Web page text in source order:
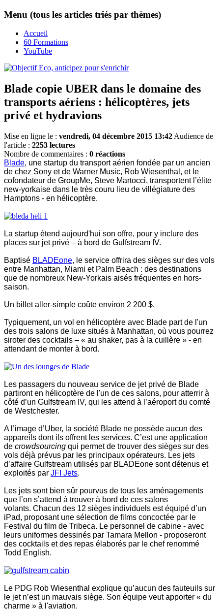
Menu (tous les articles triés par thèmes)
Accueil
60 Formations
YouTube
Blade copie UBER dans le domaine des
transports aériens : hélicoptères, jets
privé et hydravions
Mise en ligne le : vendredi, 04 décembre 2015 13:42 Audience de
l'article : 2253 lectures
Nombre de commentaires : 0 réactions
Blade, une startup du transport aérien fondée par un ancien
de chez Sony et de Warner Music, Rob Wiesenthal, et le
cofondateur de GroupMe, Steve Martocci, transportent l’élite
new-yorkaise dans le très couru lieu de villégiature des
Hamptons - en hélicoptère.
La startup étend aujourd'hui son offre, pour y inclure des
places sur jet privé – à bord de Gulfstream IV.
Baptisé BLADEone, le service offrira des sièges sur des vols
entre Manhattan, Miami et Palm Beach : des destinations
que de nombreux New-Yorkais aisés fréquentes en hors-
saison.
Un billet aller-simple coûte environ 2 200 $.
Typiquement, un vol en hélicoptère avec Blade part de l'un
des trois salons de luxe situés à Manhattan, où vous pourrez
siroter des cocktails – « au shaker, pas à la cuillère » - en
attendant de monter à bord.
Les passagers du nouveau service de jet privé de Blade
partiront en hélicoptère de l'un de ces salons, pour atterrir à
côté d’un Gulfstream IV, qui les attend à l’aéroport du comté
de Westchester.
A l’image d’Uber, la société Blade ne possède aucun des
appareils dont ils offrent les services. C’est une application
de crowdsourcing qui permet de trouver des sièges sur des
vols déjà prévus par les principaux opérateurs. Les jets
d’affaire Gulfstream utilisés par BLADEone sont détenus et
exploités par JFI Jets.
Les jets sont bien sûr pourvus de tous les aménagements
que l’on s’attend à trouver à bord de ces salons
volants. Chacun des 12 sièges individuels est équipé d’un
iPad, proposant une sélection de films concoctée par le
Festival du film de Tribeca. Le personnel de cabine - avec
leurs uniformes dessinés par Tamara Mellon - proposeront
des cocktails et des repas élaborés par le chef renommé
Todd English.
Le PDG Rob Wiesenthal explique qu’aucun des fauteuils sur
le jet n’est un mauvais siège. Son équipe veut apporter « du
charme » à l'aviation.